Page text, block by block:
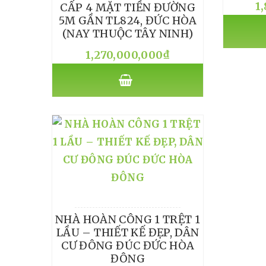
CẤP 4 MẶT TIỀN ĐƯỜNG
5M GẦN TL824, ĐỨC HÒA
(NAY THUỘC TÂY NINH)
1,270,000,000₫
NHÀ HOÀN CÔNG 1 TRỆT 1
LẦU – THIẾT KẾ ĐẸP, DÂN
CƯ ĐÔNG ĐÚC ĐỨC HÒA
ĐÔNG